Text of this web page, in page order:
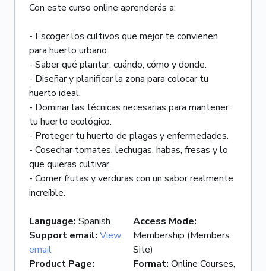
Con este curso online aprenderás a:
- Escoger los cultivos que mejor te convienen
para huerto urbano.
- Saber qué plantar, cuándo, cómo y donde.
- Diseñar y planificar la zona para colocar tu
huerto ideal.
- Dominar las técnicas necesarias para mantener
tu huerto ecológico.
- Proteger tu huerto de plagas y enfermedades.
- Cosechar tomates, lechugas, habas, fresas y lo
que quieras cultivar.
- Comer frutas y verduras con un sabor realmente
increíble.
Language: Spanish
Support email: View
email
Product Page:
Access Mode:
Membership (Members
Site)
Format: Online Courses,